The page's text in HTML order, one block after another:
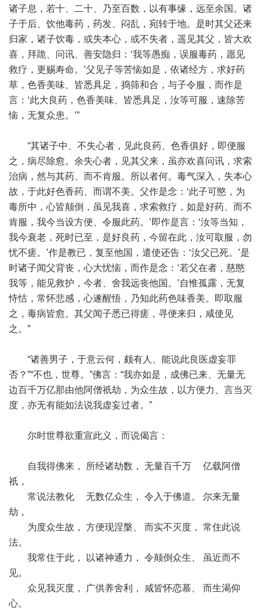
诸子息，若十、二十、乃至百数，以有事缘，远至余国。诸
子于后、饮他毒药，药发、闷乱，宛转于地。是时其父还来
归家，诸子饮毒，或失本心，或不失者，遥见其父，皆大欢
喜，拜跪、问讯、善安隐归：‘我等愚痴，误服毒药，愿见
救疗，更赐寿命。’父见子等苦恼如是，依诸经方，求好药
草，色香美味、皆悉具足，捣筛和合，与子令服，而作是
言：‘此大良药，色香美味、皆悉具足，汝等可服，速除苦
恼，无复众患。’”
“其诸子中、不失心者，见此良药、色香俱好，即便服
之，病尽除愈。余失心者，见其父来，虽亦欢喜问讯，求索
治病，然与其药、而不肯服。所以者何。毒气深入，失本心
故，于此好色香药、而谓不美。父作是念：‘此子可愍，为
毒所中，心皆颠倒，虽见我喜，求索救疗，如是好药、而不
肯服，我今当设方便、令服此药。’即作是言：‘汝等当知，
我今衰老，死时已至，是好良药，今留在此，汝可取服，勿
忧不瘥。’作是教已，复至他国，遣使还告：‘汝父已死。’是
时诸子闻父背丧，心大忧恼，而作是念：‘若父在者，慈愍
我等，能见救护，今者、舍我远丧他国。’自惟孤露，无复
恃怙，常怀悲感，心遂醒悟，乃知此药色味香美。即取服
之，毒病皆愈。其父闻子悉已得瘥，寻便来归，咸使见
之。”
“诸善男子，于意云何，颇有人、能说此良医虚妄罪
否？”“不也，世尊。”佛言：“我亦如是，成佛已来、无量无
边百千万亿那由他阿僧祇劫，为众生故，以方便力、言当灭
度，亦无有能如法说我虚妄过者。”
尔时世尊欲重宣此义，而说偈言：
自我得佛来， 所经诸劫数， 无量百千万 亿载阿僧
祇，
常说法教化 无数亿众生， 令入于佛道。 尔来无量
劫，
为度众生故， 方便现涅槃、 而实不灭度， 常住此说
法。
我常住于此， 以诸神通力， 令颠倒众生、 虽近而不
见。
众见我灭度， 广供养舍利， 咸皆怀恋慕、 而生渴仰
心。